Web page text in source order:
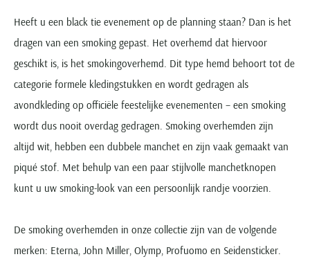
Heeft u een black tie evenement op de planning staan? Dan is het
dragen van een smoking gepast. Het overhemd dat hiervoor
geschikt is, is het smokingoverhemd. Dit type hemd behoort tot de
categorie formele kledingstukken en wordt gedragen als
avondkleding op officiële feestelijke evenementen – een smoking
wordt dus nooit overdag gedragen. Smoking overhemden zijn
altijd wit, hebben een dubbele manchet en zijn vaak gemaakt van
piqué stof. Met behulp van een paar stijlvolle manchetknopen
kunt u uw smoking-look van een persoonlijk randje voorzien.
De smoking overhemden in onze collectie zijn van de volgende
merken: Eterna, John Miller, Olymp, Profuomo en Seidensticker.